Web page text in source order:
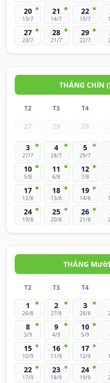
20
13/7
21
14/7
22
15/7
27
20/7
28
21/7
29
22/7
THÁNG CHíN
T2 T3 T4
27 28 29
3
27/7
4
28/7
5
29/7
10
5/8
11
6/8
12
7/8
17
12/8
18
13/8
19
14/8
24
19/8
25
20/8
26
21/8
THÁNG
T2 T3 T4
1
26/8
2
27/8
3
28/8
8
3/9
9
4/9
10
5/9
15
10/9
16
11/9
17
12/9
22
17/9
23
18/9
24
19/9